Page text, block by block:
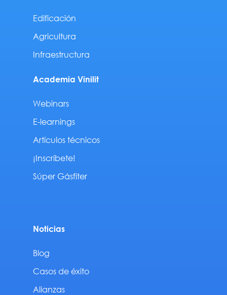
Edificación
Agricultura
Infraestructura
Academia Vinilit
Webinars
E-learnings
Artículos técnicos
¡Inscríbete!
Súper Gásfiter
Noticias
Blog
Casos de éxito
Alianzas